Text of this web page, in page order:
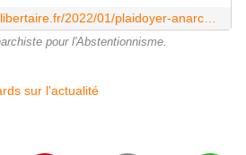
pour l'Abstentionnisme.
sur l'actualité